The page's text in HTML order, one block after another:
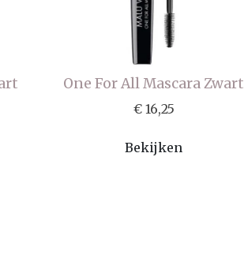
One For All Mascara Zwart
€ 16,25
Bekijken